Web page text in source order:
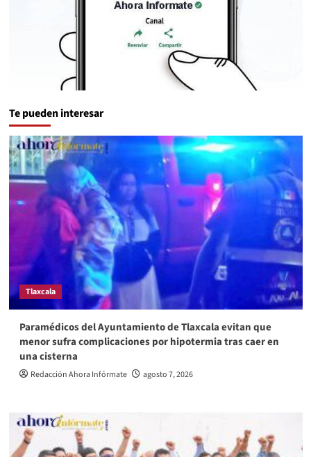
Te pueden interesar
Tlaxcala
Paramédicos del Ayuntamiento de Tlaxcala evitan que
menor sufra complicaciones por hipotermia tras caer en
una cisterna
Redacción Ahora Infórmate agosto 7, 2026